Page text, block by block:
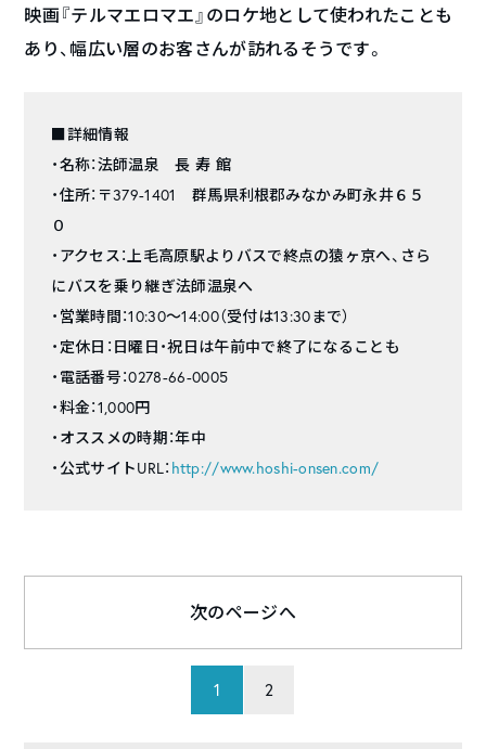
映画『テルマエロマエ』のロケ地として使われたことも
あり、幅広い層のお客さんが訪れるそうです。
■詳細情報
・名称：法師温泉 長 寿 館
・住所：〒379-1401 群馬県利根郡みなかみ町永井６５
０
・アクセス：上毛高原駅よりバスで終点の猿ヶ京へ、さら
にバスを乗り継ぎ法師温泉へ
・営業時間：10:30〜14:00（受付は13:30まで）
・定休日：日曜日・祝日は午前中で終了になることも
・電話番号：0278-66-0005
・料金：1,000円
・オススメの時期：年中
・公式サイトURL： http://www.hoshi-onsen.com/
1 2
次のページへ